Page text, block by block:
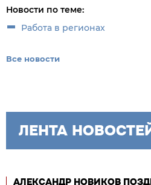
Новости по теме:
Работа в регионах
Все новости
ЛЕНТА
АЛЕКСАНДР НОВИКОВ